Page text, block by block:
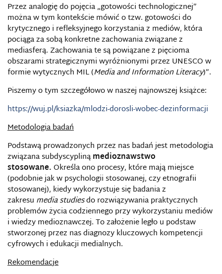
Przez analogię do pojęcia „gotowości technologicznej”
można w tym kontekście mówić o tzw. gotowości do
krytycznego i refleksyjnego korzystania z mediów, która
pociąga za sobą konkretne zachowania związane z
mediasferą. Zachowania te są powiązane z pięcioma
obszarami strategicznymi wyróżnionymi przez UNESCO w
formie wytycznych MIL (Media and Information Literacy)”.
Piszemy o tym szczegółowo w naszej najnowszej książce:
https://wuj.pl/ksiazka/mlodzi-dorosli-wobec-dezinformacji
Metodologia badań
Podstawą prowadzonych przez nas badań jest metodologia
związana subdyscyplinąmedioznawstwo
stosowane.Określa ono procesy, które mają miejsce
(podobnie jak w psychologii stosowanej, czy etnografii
stosowanej), kiedy wykorzystuje się badania z
zakresu media studiesdo rozwiązywania praktycznych
problemów życia codziennego przy wykorzystaniu mediów
i wiedzy medioznawczej. To założenie legło u podstaw
stworzonej przez nas diagnozy kluczowych kompetencji
cyfrowych i edukacji medialnych.
Rekomendacje